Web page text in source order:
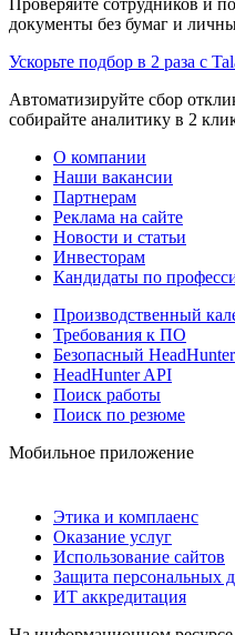
Проверяйте сотрудников и
документы без бумаг и
Ускорьте подбор в 2 раза с
Автоматизируйте сбор
собирайте аналитику в 2
О компании
Наши вакансии
Партнерам
Реклама на сайте
Новости и статьи
Инвесторам
Кандидаты по
Производственный
Требования к ПО
Безопасный HeadHunter
HeadHunter API
Поиск работы
Поиск по резюме
Мобильное приложение
Этика и комплаенс
Оказание услуг
Использование сайтов
Защита персональных
ИТ аккредитация